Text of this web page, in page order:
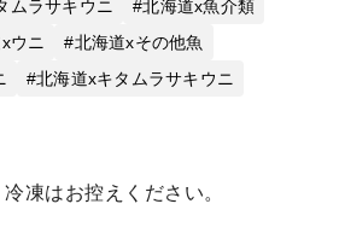
ムラサキウニ
北海道x魚介類
ウニ
北海道xその他魚
北海道xキタムラサキウニ
凍はお控えください。